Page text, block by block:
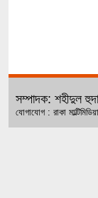
সম্পাদক: শহীদুল
যোগাযোগ : রাকা